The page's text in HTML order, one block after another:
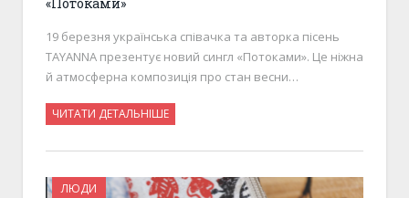
19 березня українська співачка та авторка пісень
TAYANNA презентує новий сингл «Потоками». Це ніжна
й атмосферна композиція про стан весни…
ЧИТАТИ ДЕТАЛЬНІШЕ
ЛЮДИ